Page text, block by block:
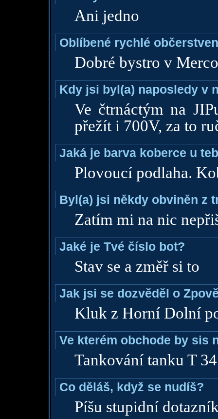
Ani jedno
Oblíbené rychlé
Dobré bystro v
Kdy jsi byl(a) naposledy v
Ve čtrnáctým na
přežít i 700V, za to
Jaká je barva koberce u
Plovoucí podlaha.
Byl(a) jsi někdy obviněn z
Zatím mi na nic
Jaké je Tvé číslo bot?
Stav se a změř si to
Jak jsi se dozvěděl o
Kluk z Horní Dolní
Ve kterém obchode by sis
Tankování tanku T 34
Co děláš, když se nudíš?
Píšu stupidní